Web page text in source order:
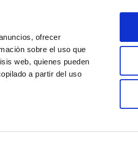
ofrecer
sobre el uso que
web, quienes pueden
a partir del uso
Viva
Tapa Termo
Klean Kanteen